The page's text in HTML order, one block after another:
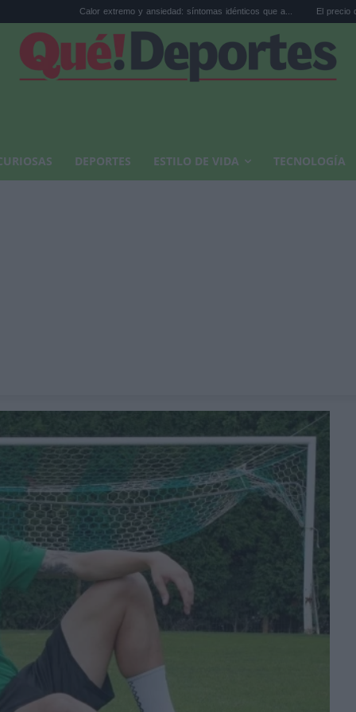
Calor extremo y ansiedad: síntomas idénticos que a... El precio de la vivienda
DEPORTES ESTILO DE VIDA TECNOLOGÍA